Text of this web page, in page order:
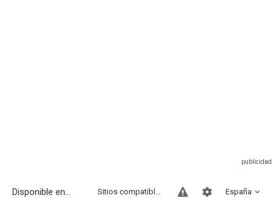
Disponible en... España
Sitios compatibles